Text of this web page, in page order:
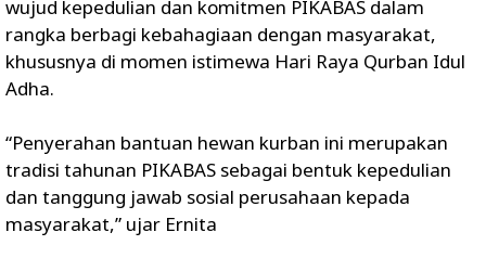
wujud kepedulian dan komitmen PIKABAS dalam
rangka berbagi kebahagiaan dengan masyarakat,
khususnya di momen istimewa Hari Raya Qurban Idul
Adha.
“Penyerahan bantuan hewan kurban ini merupakan
tradisi tahunan PIKABAS sebagai bentuk kepedulian
dan tanggung jawab sosial perusahaan kepada
masyarakat,” ujar Ernita